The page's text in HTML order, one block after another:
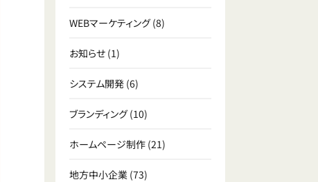
WEBマーケティング(8)
お知らせ (1)
システム開発 (6)
ブランディング(10)
ホームページ制作 (21)
地方中小企業 (73)